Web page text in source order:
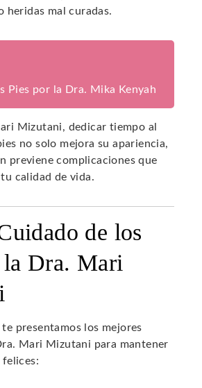
heridas mal curadas.
Pies por la Dra. Mika Kenyah
Mizutani, dedicar tiempo al
no solo mejora su apariencia,
previene complicaciones que
calidad de vida.
de los
la Dra. Mari
presentamos los mejores
Mari Mizutani para mantener
felices: